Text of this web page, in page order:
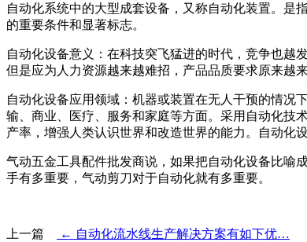
自动化系统中的大型成套设备，又称自动化装置。是
的重要条件和显著标志。
自动化设备意义：在科技突飞猛进的时代，竞争也越
但是应为人力资源越来越难招，产品品质要求原来越
自动化设备应用领域：机器或装置在无人干预的情况
输、商业、医疗、服务和家庭等方面。采用自动化技
产率，增强人类认识世界和改造世界的能力。自动化
气动五金工具配件批发商说，如果把自动化设备比喻
手有多重要，气动剪刀对于自动化就有多重要。
上一篇 ← 自动化流水线生产解决方案有如下优…